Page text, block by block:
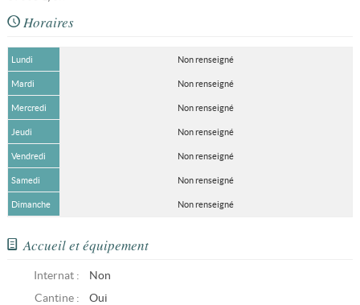
Horaires
Lundi Non renseigné
Mardi Non renseigné
Mercredi Non renseigné
Jeudi Non renseigné
Vendredi Non renseigné
Samedi Non renseigné
Dimanche Non renseigné
Accueil et équipement
Internat :
Non
Cantine :
Oui